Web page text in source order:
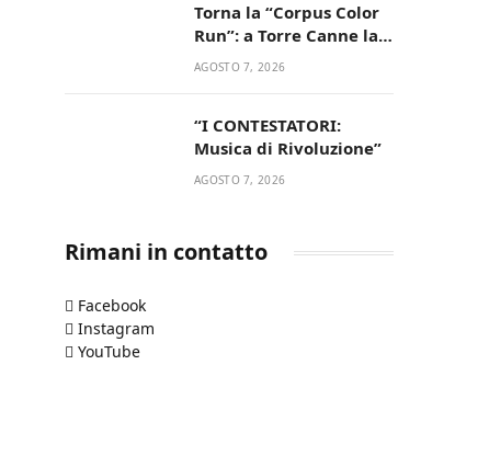
Torna la “Corpus Color
Run”: a Torre Canne la
corsa più allegra e
AGOSTO 7, 2026
“I CONTESTATORI:
Musica di Rivoluzione”
AGOSTO 7, 2026
Rimani in contatto
Facebook
Instagram
YouTube